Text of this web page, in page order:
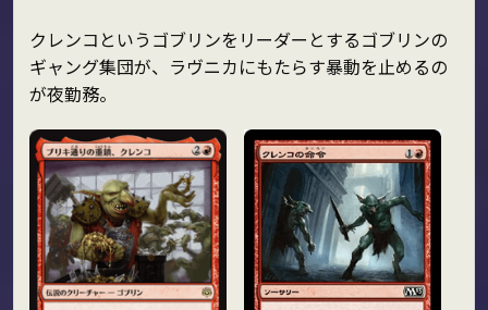
クレンコというゴブリンをリーダーとするゴブリンの
ギャング集団が、ラヴニカにもたらす暴動を止めるの
が夜勤務。